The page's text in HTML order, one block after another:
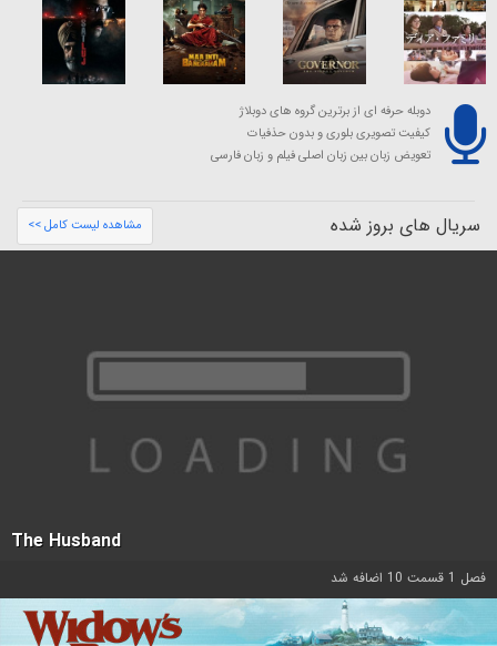
دوبله حرفه ای از برترین گروه های دوبلاژ
کیفیت تصویری بلوری و بدون حذفیات
تعویض زبان بین زبان اصلی فیلم و زبان فارسی
سریال های بروز شده مشاهده لیست کامل >>
The Husband
فصل 1 قسمت 10 اضافه شد